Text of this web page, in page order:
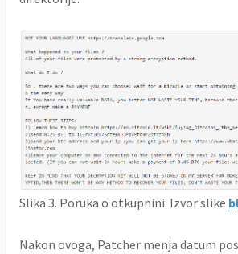
Slika 3. Poruka o otkupnini. Izvor slike
Nakon ovoga, Patcher menja datum